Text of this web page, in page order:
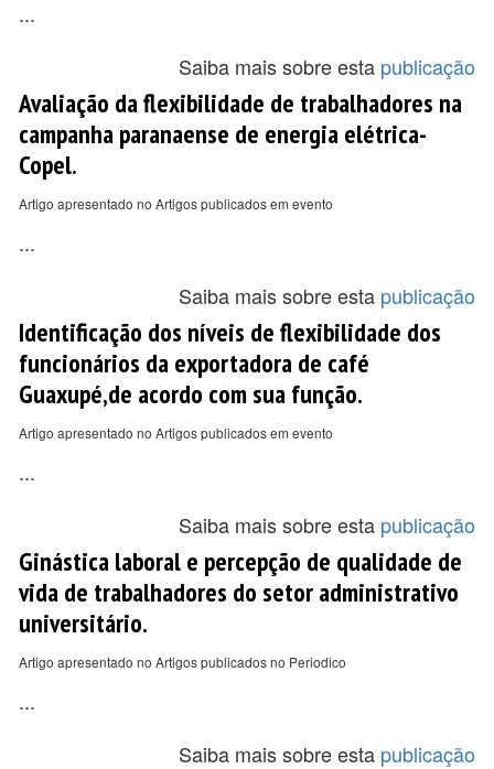
...
Saiba mais sobre esta publicação
Avaliação da flexibilidade de trabalhadores na
campanha paranaense de energia elétrica-
Copel.
Artigo apresentado no Artigos publicados em evento
...
Saiba mais sobre esta publicação
Identificação dos níveis de flexibilidade dos
funcionários da exportadora de café
Guaxupé,de acordo com sua função.
Artigo apresentado no Artigos publicados em evento
...
Saiba mais sobre esta publicação
Ginástica laboral e percepção de qualidade de
vida de trabalhadores do setor administrativo
universitário.
Artigo apresentado no Artigos publicados no Periodico
...
Saiba mais sobre esta publicação